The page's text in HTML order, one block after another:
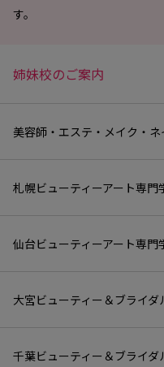
す。
姉妹校のご案内
美容師・エステ・メイク・
札幌ビューティーアート専門
仙台ビューティーアート専門
大宮ビューティー＆ブライダ
千葉ビューティー＆ブライダ